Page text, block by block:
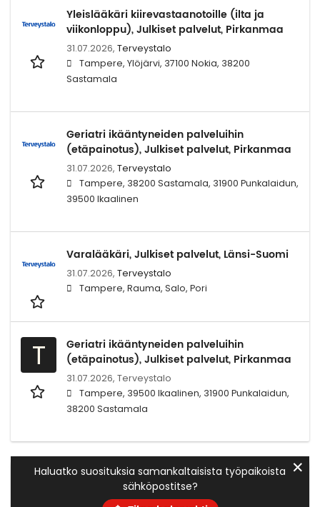
Yleislääkäri kiirevastaanotoille (ilta ja
viikonloppu), Julkiset palvelut, Pirkanmaa
31.07.2026, Terveystalo
Tampere, Ylöjärvi, 37100 Nokia, 38200
Sastamala
Geriatri ikääntyneiden palveluihin
(etäpainotus), Julkiset palvelut, Pirkanmaa
31.07.2026, Terveystalo
Tampere, 38200 Sastamala, 31900 Punkalaidun,
39500 Ikaalinen
Varalääkäri, Julkiset palvelut, Länsi-Suomi
31.07.2026, Terveystalo
Tampere, Rauma, Salo, Pori
T
Geriatri ikääntyneiden palveluihin
(etäpainotus), Julkiset palvelut, Pirkanmaa
31.07.2026, Terveystalo
Tampere, 39500 Ikaalinen, 31900 Punkalaidun,
38200 Sastamala
Haluatko suosituksia samankaltaisista työpaikoista
sähköpostitse?
✕